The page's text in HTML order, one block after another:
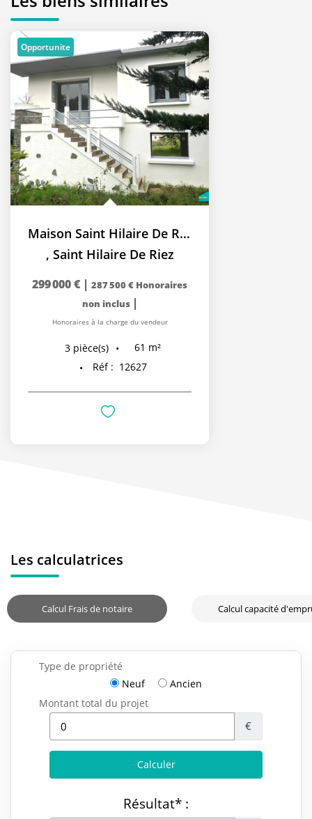
Opportunite
Maison Saint Hilaire De Riez 2 chambres + RDC 60m²...
, Saint Hilaire De Riez
299 000 € | 287 500 € Honoraires
non inclus |
Honoraires à la charge du vendeur
3 pièce(s) 61 m²
Réf : 12627
Les calculatrices
Calcul Frais de notaire Calcul capacité